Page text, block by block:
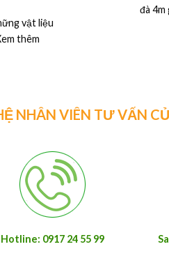
vật liệu
thêm
đà
NHÂN VIÊN TƯ VẤN
Hotline: 0917 24 55 99